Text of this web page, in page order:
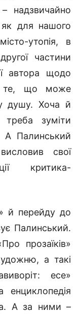
– надзвичайно
як для нашого
утопія, в
частини
автора щодо
те, що може
душу. Хоча й
зуміти
А Палинський
свої
критика-
й перейду до
Палинський.
прозаїків»
а такі
есе»
енциклопедія
А за ними –